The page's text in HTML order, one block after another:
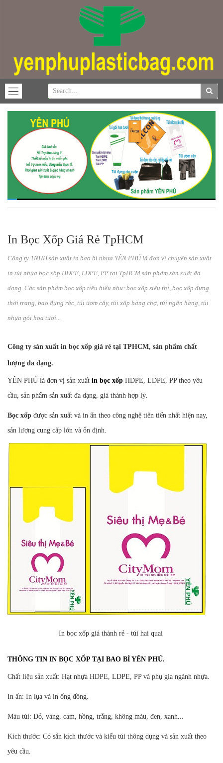
In Bọc Xốp Giá Rẻ TpHCM
Công ty TNHH sản xuất in bao bì nhựa YÊN PHÚ là đơn vị chuyên sản xuất
in túi nhựa bọc xốp HDPE, LDPE, PP tại TpHCM sản phẩm sản xuất đa
dạng. Các sản phẩm bọc xốp tiêu biểu như: bọc xốp siêu thị, bọc xốp đựng
thời trang, bao đựng rác, túi ươm cây, túi xốp hàng chợ, túi ngân hàng, túi
nhựa gói hoa tươi...
Công ty sản xuất in bọc xốp giá rẻ tại TPHCM, sản phẩm chất
lượng đa dạng.
YÊN PHÚ là đơn vị sản xuất in bọc xốp HDPE, LDPE, PP theo yêu
cầu, sản phẩm sản xuất đa dạng, giá thành hợp lý.
Bọc xốp được sản xuất và in ấn theo công nghệ tiên tiến nhất hiện nay,
sản lượng cung cấp lớn và ổn định.
In bọc xốp giá thành rẻ - túi hai quai
THÔNG TIN IN BỌC XỐP TẠI BAO BÌ YÊN PHÚ.
Chất liệu sản xuất: Hạt nhựa HDPE, LDPE, PP và phụ gia ngành nhựa.
In ấn: In lụa và in ống đồng.
Màu túi: Đỏ, vàng, cam, hồng, trắng, không màu, đen, xanh...
Kích thước: Có sẵn kích thước và kiểu túi thông dụng và sản xuất theo
yêu cầu.